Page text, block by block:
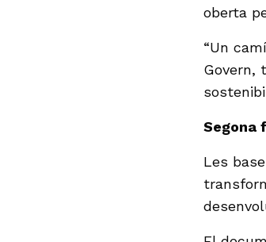
oberta
“Un
Govern,
Segona
Les